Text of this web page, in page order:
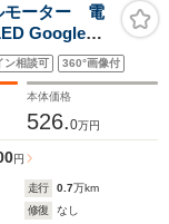
モーター 電
Google搭
イールヒータ
360°カメラ
ン相談可 360°画像付
本体価格
526.0万円
円
走行 0.7万km
修復
なし